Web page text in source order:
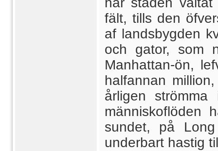
fält, tills den
af landsbygden
och gator, som
Manhattan-ön,
halfannan
årligen
människoflöden
sundet, på
underbart hastig